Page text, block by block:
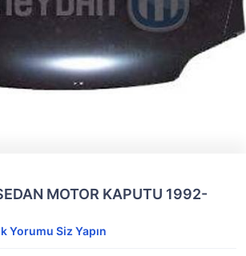
MOTOR KAPUTU 1992-
Yorumu Siz Yapın